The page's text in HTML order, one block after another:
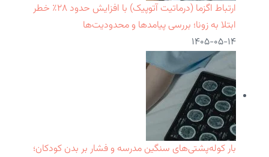
ارتباط اگزما (درماتیت آتوپیک) با افزایش حدود ۲۸٪ خطر
ابتلا به زونا؛ بررسی پیامدها و محدودیت‌ها
۱۴۰۵-۰۵-۱۴
بار کوله‌پشتی‌های سنگین مدرسه و فشار بر بدن کودکان؛